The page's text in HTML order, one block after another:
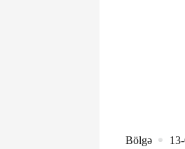
Bölgə